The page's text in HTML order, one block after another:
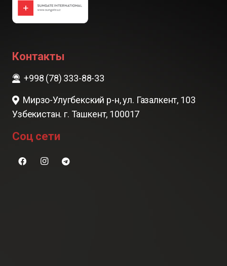
Контакты
+998 (78) 333-88-33
Мирзо-Улугбекский р-н, ул. Газалкент, 103
Узбекистан. г. Ташкент, 100017
Соц сети